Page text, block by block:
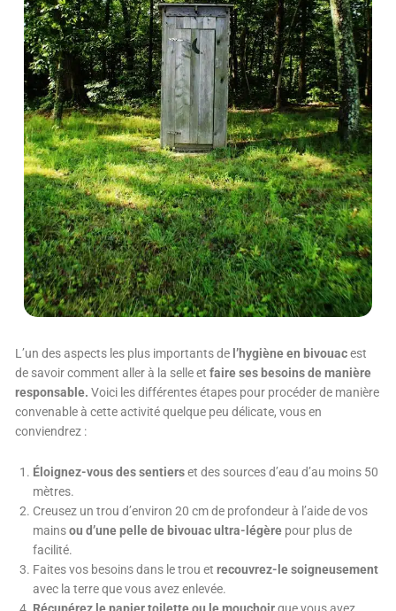
L’un des aspects les plus importants de l’hygiène en bivouacest
de savoir comment aller à la selle etfaire ses besoins de manière
responsable.Voici les différentes étapes pour procéder de manière
convenable à cette activité quelque peu délicate, vous en
conviendrez :
Éloignez-vous des sentierset des sources d’eau d’au moins 50
mètres.
Creusez un trou d’environ 20 cm de profondeur à l’aide de vos
mainsou d’une pelle de bivouac ultra-légère pour plus de
facilité.
Faites vos besoins dans le trou etrecouvrez-le soigneusement
avec la terre que vous avez enlevée.